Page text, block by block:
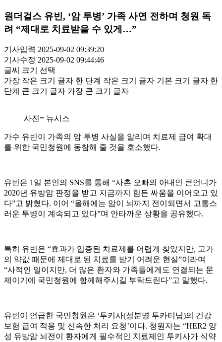
원더걸스 유빈, ‘암 투병’ 가족 사연 전하며 청원 독
려 “제대로 치료받을 수 있게…”
기사입력 2025-09-02 09:39:20
기사수정 2025-09-02 09:44:46
글씨 크기 선택
가장 작은 크기 글자 한 단계 작은 크기 글자 기본 크기 글자 한
단계 큰 크기 글자 가장 큰 크기 글자
사진= 뉴시스
가수 유빈이 가족의 암 투병 사실을 알리며 치료제 급여 확대
를 위한 국민청원에 동참해 줄 것을 호소했다.
유빈은 1일 본인의 SNS를 통해 “사촌 오빠의 아내인 큰언니가
2020년 유방암 판정을 받고 지금까지 힘든 싸움을 이어오고 있
다”고 밝혔다. 이어 “올해에는 암이 뇌까지 전이되면서 고통스
러운 투병이 계속되고 있다”며 안타까운 상황을 공유했다.
특히 유빈은 “효과가 입증된 치료제를 어렵게 찾았지만, 고가
의 약값 때문에 제대로 된 치료를 받기 어려운 현실”이라며
“사적인 일이지만, 더 많은 환자와 가족들에게도 연결되는 문
제이기에 국민청원에 함께해주시길 부탁드린다”고 말했다.
유빈이 언급한 국민청원은 ‘투키사(성분명 투카티닙)의 건강
보험 급여 적용 및 신속한 처리 요청’이다. 청원자는 “HER2 양
성 유방암 뇌전이 환자에게 필수적인 치료제인 투키사가 식약